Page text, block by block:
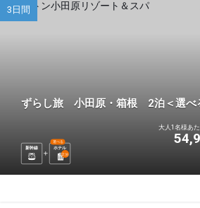
3日間
ずらし旅 小田原・箱根 2泊＜選べ
新幹線 ホテル
選べる
2泊
大人1名様あ